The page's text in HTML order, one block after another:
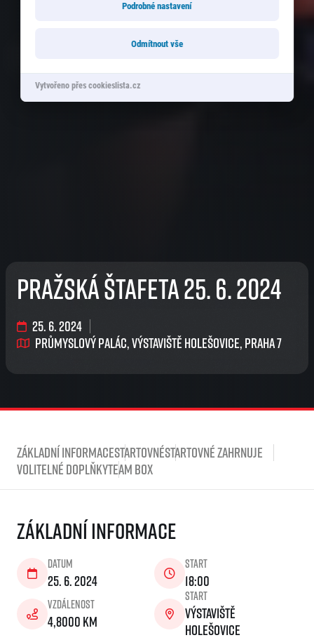
Pražská štafeta 25. 6. 2024
25. 6. 2024
Průmyslový palác, Výstaviště Holešovice, Praha 7
Základní informaceStartovnéStartovné zahrnuje
Volitelné doplňkyTeam Box
Základní informace
Datum
25. 6. 2024
Start
18:00
Vzdálenost
4,8000 km
Start
Výstaviště
Holešovice
Podrobné nastavení
Odmítnout vše
Vytvořeno přes cookieslista.cz